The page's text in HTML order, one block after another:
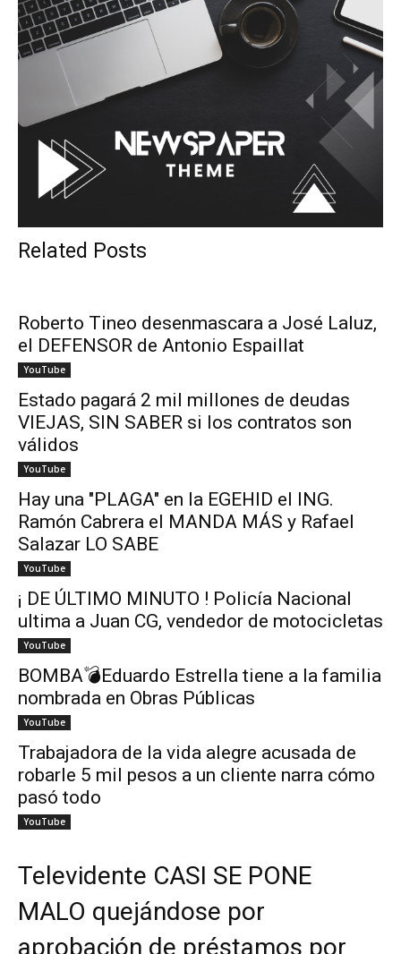
Related Posts
Roberto Tineo desenmascara a José Laluz,
el DEFENSOR de Antonio Espaillat
YouTube
Estado pagará 2 mil millones de deudas
VIEJAS, SIN SABER si los contratos son
válidos
YouTube
Hay una "PLAGA" en la EGEHID el ING.
Ramón Cabrera el MANDA MÁS y Rafael
Salazar LO SABE
YouTube
¡ DE ÚLTIMO MINUTO ! Policía Nacional
ultima a Juan CG, vendedor de motocicletas
YouTube
BOMBA💣Eduardo Estrella tiene a la familia
nombrada en Obras Públicas
YouTube
Trabajadora de la vida alegre acusada de
robarle 5 mil pesos a un cliente narra cómo
pasó todo
YouTube
Televidente CASI SE PONE
MALO quejándose por
aprobación de préstamos por